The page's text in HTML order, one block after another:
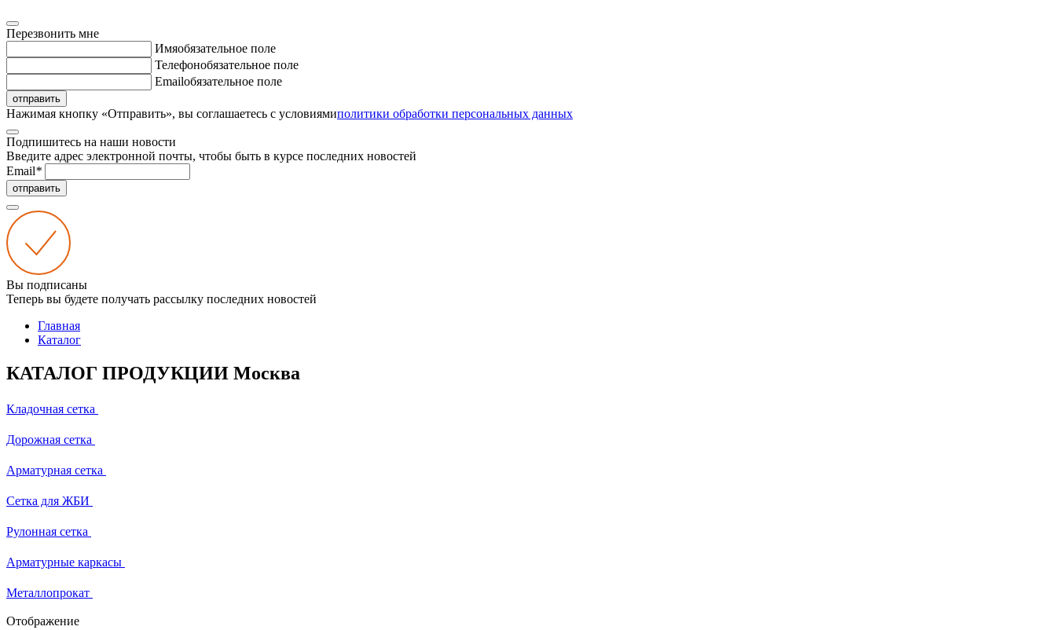
Перезвонить мне
Имяобязательное поле
Телефонобязательное поле
Emailобязательное поле
отправить
Нажимая кнопку «Отправить», вы соглашаетесь с условиямиполитики обработки персональных данных
Подпишитесь на наши новости
Введите адрес электронной почты, чтобы быть в курсе последних новостей
Email*
отправить
Вы подписаны
Теперь вы будете получать рассылку последних новостей
Главная
Каталог
КАТАЛОГ ПРОДУКЦИИ Москва
Кладочная сетка
Дорожная сетка
Арматурная сетка
Сетка для ЖБИ
Рулонная сетка
Арматурные каркасы
Металлопрокат
Отображение